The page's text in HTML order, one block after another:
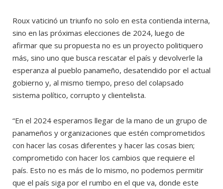
Roux vaticinó un triunfo no solo en esta contienda interna,
sino en las próximas elecciones de 2024, luego de
afirmar que su propuesta no es un proyecto politiquero
más, sino uno que busca rescatar el país y devolverle la
esperanza al pueblo panameño, desatendido por el actual
gobierno y, al mismo tiempo, preso del colapsado
sistema político, corrupto y clientelista.
“En el 2024 esperamos llegar de la mano de un grupo de
panameños y organizaciones que estén comprometidos
con hacer las cosas diferentes y hacer las cosas bien;
comprometido con hacer los cambios que requiere el
país. Esto no es más de lo mismo, no podemos permitir
que el país siga por el rumbo en el que va, donde este